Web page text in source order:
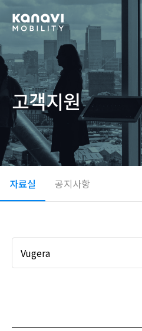
고객지원
자료실 공지사항
Vugera